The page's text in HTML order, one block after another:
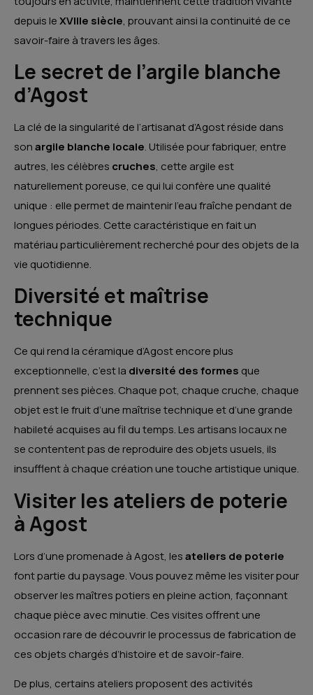
depuis leXVIIIe siècle, prouvant ainsi la continuité de ce
savoir-faire à travers les âges.
Le secret de l’argile blanche
d’Agost
La clé de la singularité de l’artisanat d’Agost réside dans
sonargile blanche locale. Utilisée pour fabriquer, entre
autres, les célèbres cruches, cette argile est
naturellement poreuse, ce qui lui confère une qualité
unique : elle permet de maintenir l’eau fraîche pendant de
longues périodes. Cette caractéristique en fait un
matériau particulièrement recherché pour des objets de la
vie quotidienne.
Diversité et maîtrise
technique
Ce qui rend la céramique d’Agost encore plus
exceptionnelle, c’est la diversité des formes que
prennent ses pièces. Chaque pot, chaque cruche, chaque
objet est le fruit d’une maîtrise technique et d’une grande
habileté acquises au fil du temps. Les artisans locaux ne
se contentent pas de reproduire des objets usuels, ils
insufflent à chaque création une touche artistique unique.
Visiter les ateliers de poterie
à Agost
Lors d’une promenade à Agost, lesateliers de poterie
font partie du paysage. Vous pouvez même les visiter pour
observer les maîtres potiers en pleine action, façonnant
chaque pièce avec minutie. Ces visites offrent une
occasion rare de découvrir le processus de fabrication de
ces objets chargés d’histoire et de savoir-faire.
De plus, certains ateliers proposent des activités